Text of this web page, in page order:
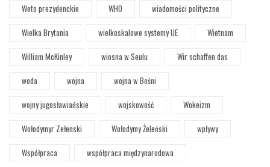
Weto prezydenckie
WHO
wiadomości polityczne
Wielka Brytania
wielkoskalowe systemy UE
Wietnam
William McKinley
wiosna w Seulu
Wir schaffen das
woda
wojna
wojna w Bośni
wojny jugosławiańskie
wojskowość
Wokeizm
Wołodymyr Zełenski
Wołodymy Żeleński
wpływy
Współpraca
współpraca międzynarodowa